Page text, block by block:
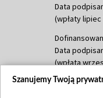
Data
(wpłaty
Data
(wpłata
Szanujemy Twoją